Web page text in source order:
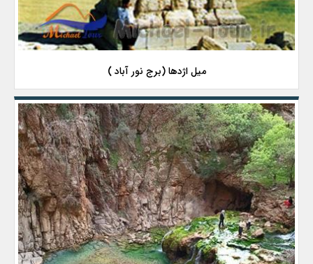
میل اژدها (برج نور آباد )